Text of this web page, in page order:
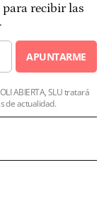
recibir las
APUNTARME
ABIERTA, SLU tratará
de actualidad.